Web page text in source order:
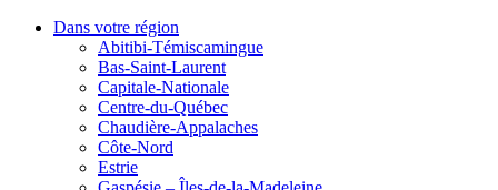
Dans votre région
Abitibi-Témiscamingue
Bas-Saint-Laurent
Capitale-Nationale
Centre-du-Québec
Chaudière-Appalaches
Côte-Nord
Estrie